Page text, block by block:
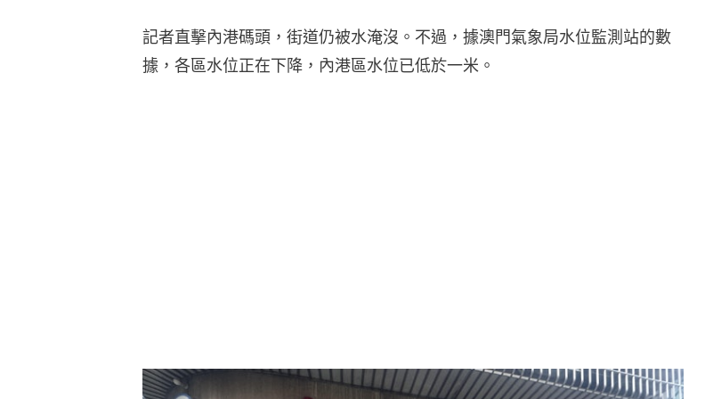
記者直擊內港碼頭，街道仍被水淹沒。不過，據澳門氣象局水位監測站的數
據，各區水位正在下降，內港區水位已低於一米。